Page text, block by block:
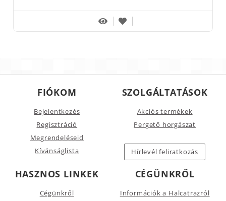
FIÓKOM
Bejelentkezés
Regisztráció
Megrendeléseid
Kívánságlista
SZOLGÁLTATÁSOK
Akciós termékek
Pergető horgászat
Hírlevél feliratkozás
HASZNOS LINKEK
Cégünkről
CÉGÜNKRŐL
Információk a Halcatrazról